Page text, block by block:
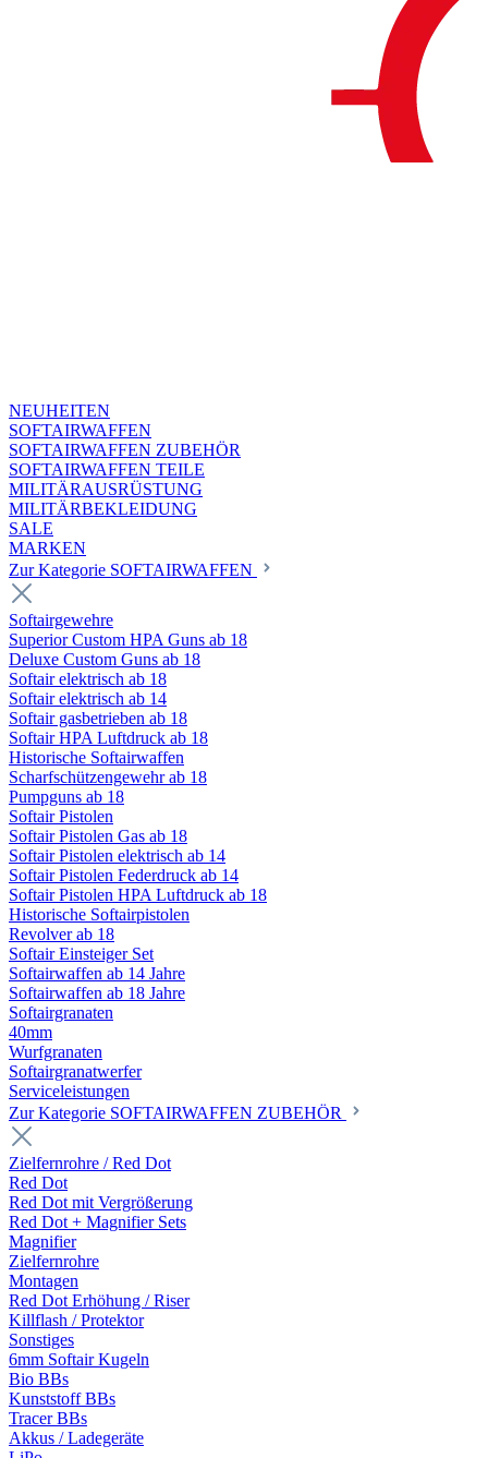
NEUHEITEN
SOFTAIRWAFFEN
SOFTAIRWAFFEN ZUBEHÖR
SOFTAIRWAFFEN TEILE
MILITÄRAUSRÜSTUNG
MILITÄRBEKLEIDUNG
SALE
MARKEN
Zur Kategorie SOFTAIRWAFFEN
Softairgewehre
Superior Custom HPA Guns ab 18
Deluxe Custom Guns ab 18
Softair elektrisch ab 18
Softair elektrisch ab 14
Softair gasbetrieben ab 18
Softair HPA Luftdruck ab 18
Historische Softairwaffen
Scharfschützengewehr ab 18
Pumpguns ab 18
Softair Pistolen
Softair Pistolen Gas ab 18
Softair Pistolen elektrisch ab 14
Softair Pistolen Federdruck ab 14
Softair Pistolen HPA Luftdruck ab 18
Historische Softairpistolen
Revolver ab 18
Softair Einsteiger Set
Softairwaffen ab 14 Jahre
Softairwaffen ab 18 Jahre
Softairgranaten
40mm
Wurfgranaten
Softairgranatwerfer
Serviceleistungen
Zur Kategorie SOFTAIRWAFFEN ZUBEHÖR
Zielfernrohre / Red Dot
Red Dot
Red Dot mit Vergrößerung
Red Dot + Magnifier Sets
Magnifier
Zielfernrohre
Montagen
Red Dot Erhöhung / Riser
Killflash / Protektor
Sonstiges
6mm Softair Kugeln
Bio BBs
Kunststoff BBs
Tracer BBs
Akkus / Ladegeräte